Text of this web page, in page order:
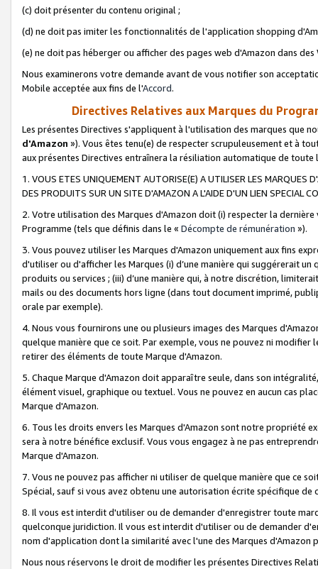
(c) doit présenter du contenu original ;
(d) ne doit pas imiter les fonctionnalités de l'application shopping
(e) ne doit pas héberger ou afficher des pages web d'Amazon dans
Nous examinerons votre demande avant de vous notifier son
Mobile acceptée aux fins de l'Accord.
Directives Relatives aux Marques du
Les présentes Directives s'appliquent à l'utilisation des marques que
d'Amazon »). Vous êtes tenu(e) de respecter scrupuleusement et à
aux présentes Directives entraînera la résiliation automatique de
1. VOUS ETES UNIQUEMENT AUTORISE(E) A UTILISER LES MARQUES
DES PRODUITS SUR UN SITE D'AMAZON A L'AIDE D'UN LIEN SPECIAL
2. Votre utilisation des Marques d'Amazon doit (i) respecter la
Programme (tels que définis dans le « Décompte de rémunération »).
3. Vous pouvez utiliser les Marques d'Amazon uniquement aux fins
d'utiliser ou d'afficher les Marques (i) d’une manière qui suggérerait
produits ou services ; (iii) d’une manière qui, à notre discrétion,
mails ou des documents hors ligne (dans tout document imprimé,
orale par exemple).
4. Nous vous fournirons une ou plusieurs images des Marques
quelque manière que ce soit. Par exemple, vous ne pouvez ni
retirer des éléments de toute Marque d'Amazon.
5. Chaque Marque d'Amazon doit apparaître seule, dans son
élément visuel, graphique ou textuel. Vous ne pouvez en aucun cas
Marque d'Amazon.
6. Tous les droits envers les Marques d'Amazon sont notre propriété
sera à notre bénéfice exclusif. Vous vous engagez à ne pas
Marque d'Amazon.
7. Vous ne pouvez pas afficher ni utiliser de quelque manière que ce
Spécial, sauf si vous avez obtenu une autorisation écrite spécifique de
8. Il vous est interdit d'utiliser ou de demander d'enregistrer toute
quelconque juridiction. Il vous est interdit d'utiliser ou de demander
nom d'application dont la similarité avec l'une des Marques
Nous nous réservons le droit de modifier les présentes Directives